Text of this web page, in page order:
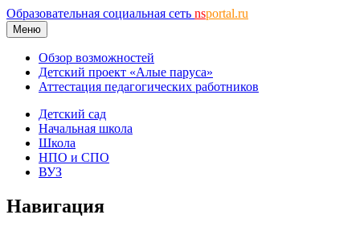
Образовательная социальная сеть nsportal.ru
Меню
Обзор возможностей
Детский проект «Алые паруса»
Аттестация педагогических работников
Детский сад
Начальная школа
Школа
НПО и СПО
ВУЗ
Навигация